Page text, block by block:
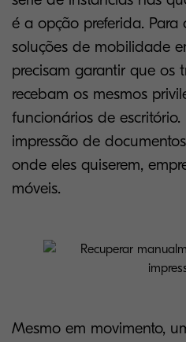
é a opção preferida.
soluções de mobilidade
precisam garantir que os
recebam os mesmos
funcionários de
impressão de
onde eles quiserem,
móveis.
Mesmo em movimento,